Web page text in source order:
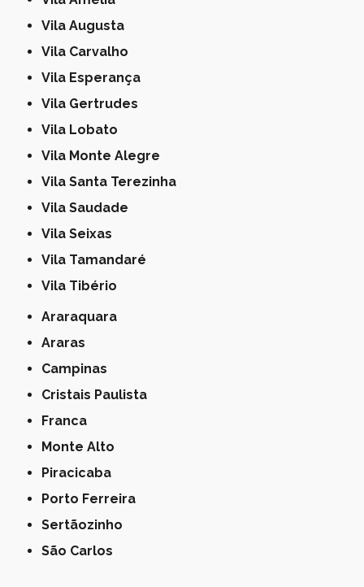
Vila Augusta
Vila Carvalho
Vila Esperança
Vila Gertrudes
Vila Lobato
Vila Monte Alegre
Vila Santa Terezinha
Vila Saudade
Vila Seixas
Vila Tamandaré
Vila Tibério
Araraquara
Araras
Campinas
Cristais Paulista
Franca
Monte Alto
Piracicaba
Porto Ferreira
Sertãozinho
São Carlos